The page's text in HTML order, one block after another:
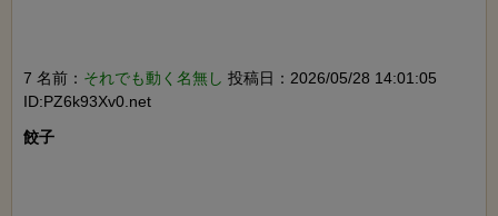
7 名前： それでも動く名無し 投稿日：2026/05/28 14:01:05
ID:PZ6k93Xv0.net
餃子